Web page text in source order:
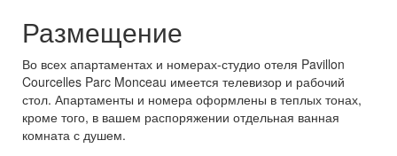
Размещение
Во всех апартаментах и номерах-студио отеля Pavillon
Courcelles Parc Monceau имеется телевизор и рабочий
стол. Апартаменты и номера оформлены в теплых тонах,
кроме того, в вашем распоряжении отдельная ванная
комната с душем.